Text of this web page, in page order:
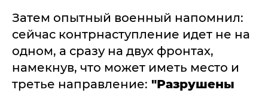
Затем опытный военный напомнил:
сейчас контрнаступление идет не на
одном, а сразу на двух фронтах,
намекнув, что может иметь место и
третье направление: "Разрушены